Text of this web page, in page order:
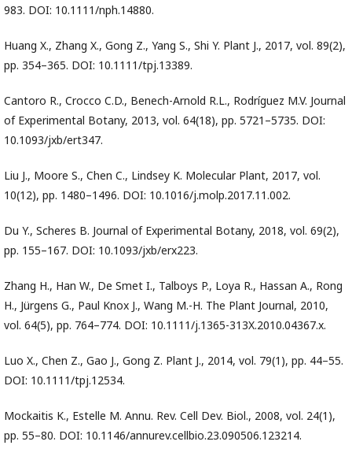
983. DOI: 10.1111/nph.14880.
Huang X., Zhang X., Gong Z., Yang S., Shi Y. Plant J., 2017, vol. 89(2),
pp. 354–365. DOI: 10.1111/tpj.13389.
Cantoro R., Crocco C.D., Benech-Arnold R.L., Rodríguez M.V. Journal
of Experimental Botany, 2013, vol. 64(18), pp. 5721–5735. DOI:
10.1093/jxb/ert347.
Liu J., Moore S., Chen C., Lindsey K. Molecular Plant, 2017, vol.
10(12), pp. 1480–1496. DOI: 10.1016/j.molp.2017.11.002.
Du Y., Scheres B. Journal of Experimental Botany, 2018, vol. 69(2),
pp. 155–167. DOI: 10.1093/jxb/erx223.
Zhang H., Han W., De Smet I., Talboys P., Loya R., Hassan A., Rong
H., Jürgens G., Paul Knox J., Wang M.-H. The Plant Journal, 2010,
vol. 64(5), pp. 764–774. DOI: 10.1111/j.1365-313X.2010.04367.x.
Luo X., Chen Z., Gao J., Gong Z. Plant J., 2014, vol. 79(1), pp. 44–55.
DOI: 10.1111/tpj.12534.
Mockaitis K., Estelle M. Annu. Rev. Cell Dev. Biol., 2008, vol. 24(1),
pp. 55–80. DOI: 10.1146/annurev.cellbio.23.090506.123214.